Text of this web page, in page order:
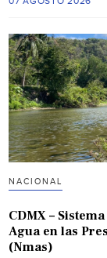
NACIONAL
CDMX –
Agua en las
(Nmas)